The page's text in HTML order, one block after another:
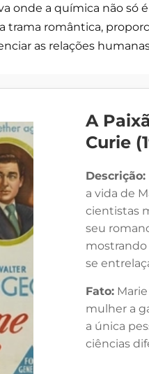
onde a química não só
romântica,
as relações
A
Curie
Descrição:
a vida de
cientistas
seu
se
Fato:
mulher a
a única
ciências